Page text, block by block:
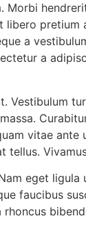
pretium
a
a
vitae
tellus.
eget
faucibus